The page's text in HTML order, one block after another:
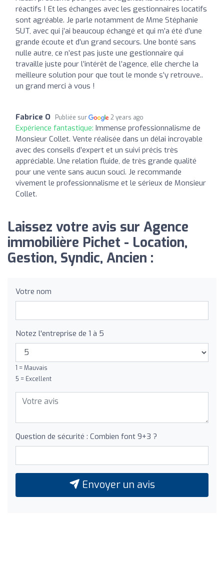
réactifs ! Et les échanges avec les gestionnaires locatifs
sont agréable. Je parle notamment de Mme Stéphanie
SUT, avec qui j’ai beaucoup échangé et qui m’a été d’une
grande écoute et d’un grand secours. Une bonté sans
nulle autre, ce n’est pas juste une gestionnaire qui
travaille juste pour l’intérêt de l’agence, elle cherche la
meilleure solution pour que tout le monde s’y retrouve..
un grand merci à vous !
Fabrice O Publiée sur 2 years ago
Expérience fantastique: Immense professionnalisme de
Monsieur Collet. Vente réalisée dans un délai incroyable
avec des conseils d’expert et un suivi précis très
appréciable. Une relation fluide, de très grande qualité
pour une vente sans aucun souci. Je recommande
vivement le professionnalisme et le sérieux de Monsieur
Collet.
Laissez votre avis sur Agence
immobilière Pichet - Location,
Gestion, Syndic, Ancien :
Votre nom
Notez l'entreprise de 1 à 5
1 = Mauvais
5 = Excellent
Question de sécurité : Combien font 9+3 ?
Envoyer un avis